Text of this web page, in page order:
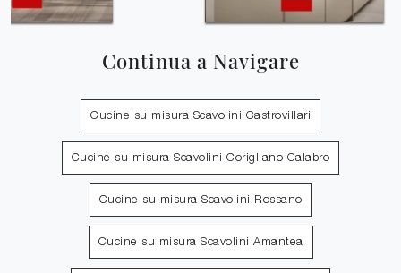
Continua a Navigare
Cucine su misura Scavolini Castrovillari
Cucine su misura Scavolini Corigliano Calabro
Cucine su misura Scavolini Rossano
Cucine su misura Scavolini Amantea